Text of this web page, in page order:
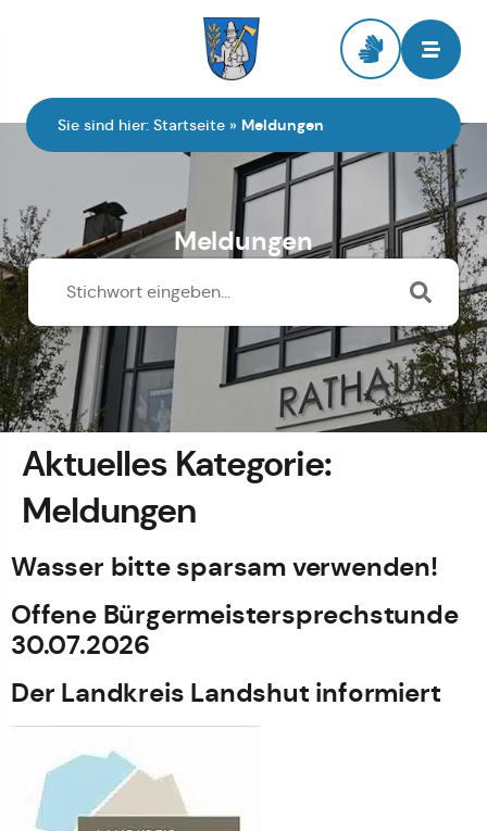
Sie sind hier: Startseite » Meldungen
Meldungen
Aktuelles Kategorie:
Meldungen
Wasser bitte sparsam verwenden!
Offene Bürgermeistersprechstunde
30.07.2026
Der Landkreis Landshut informiert